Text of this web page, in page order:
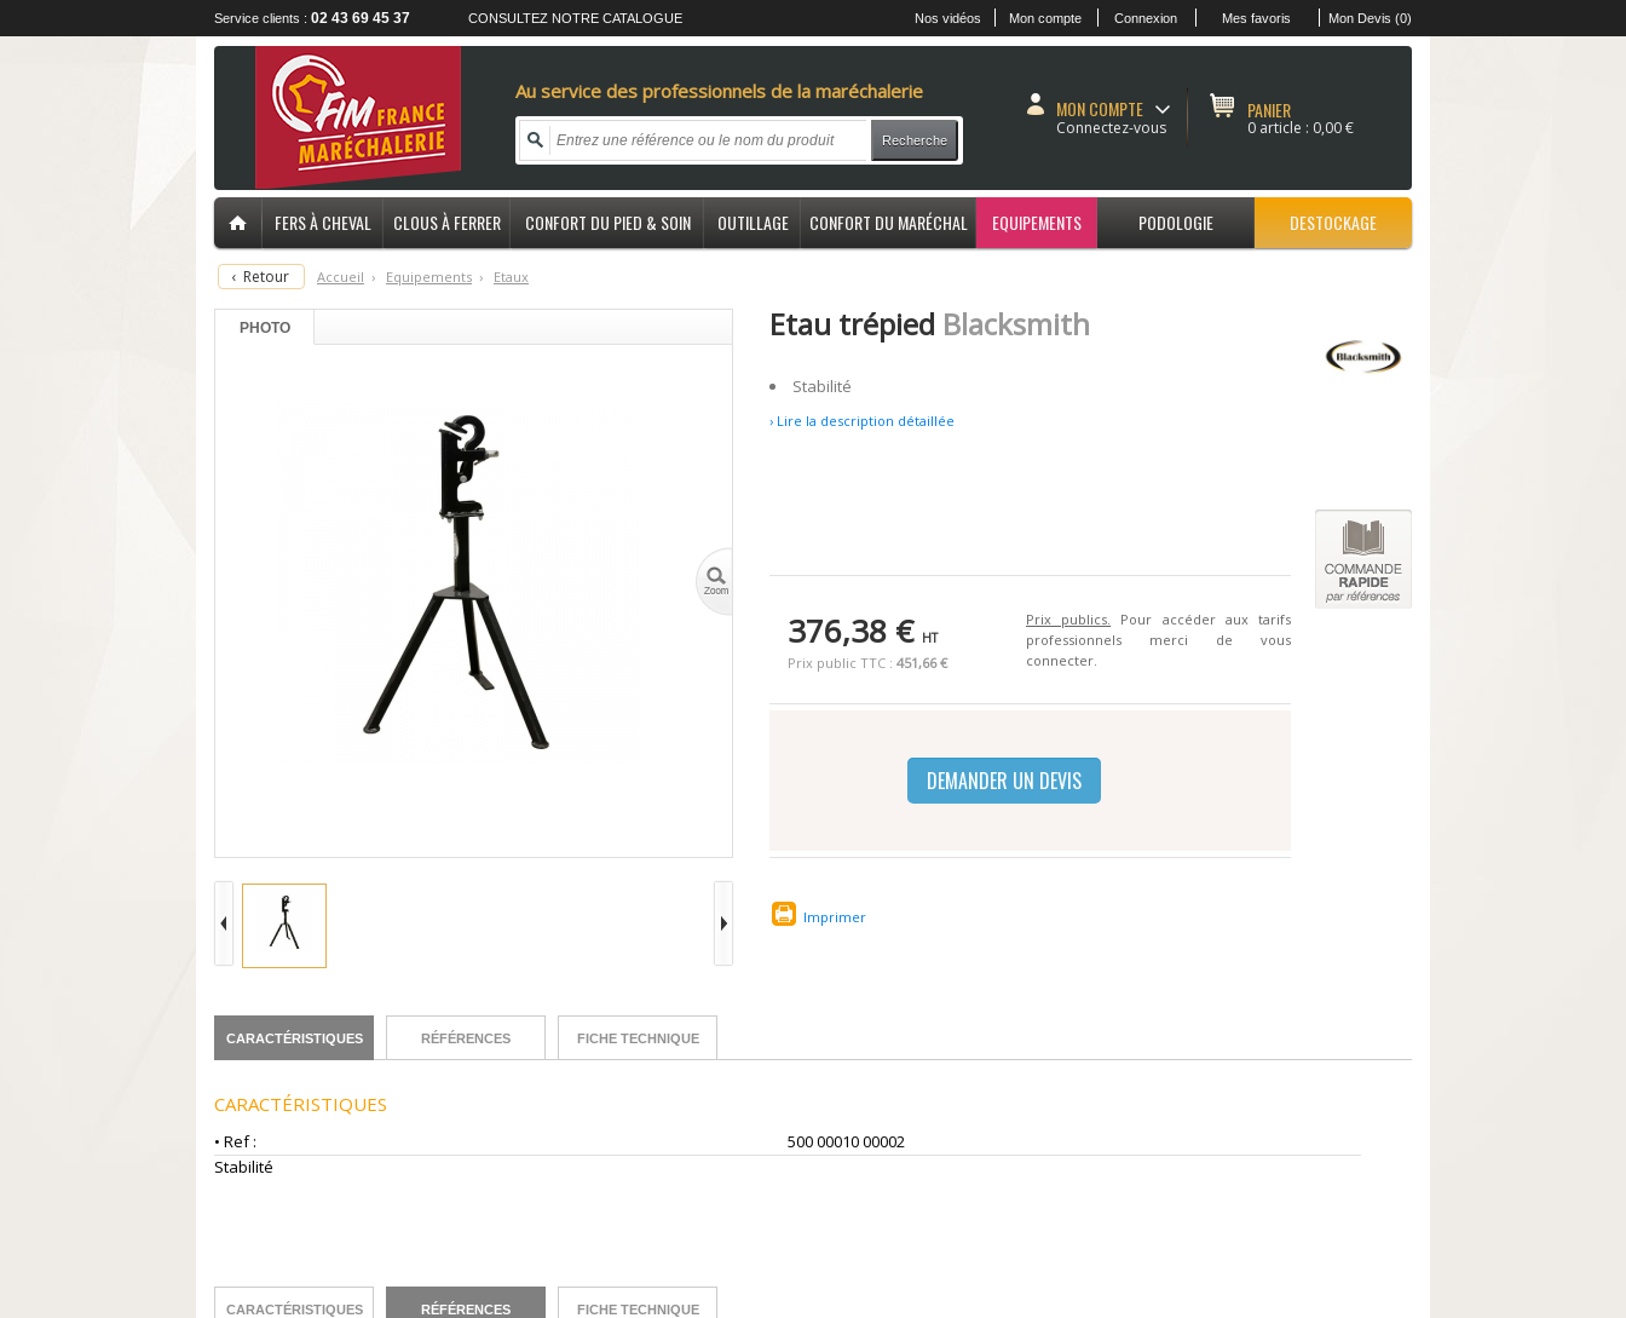
Service clients : 02 43 69 45 37 CONSULTEZ NOTRE CATALOGUE Nos vidéos Mon compte Connexion Mes favoris Mon Devis (0)
Au service des professionnels de la maréchalerie
Recherche
MON COMPTE
Connectez-vous
PANIER
0 article : 0,00 €
FERS À CHEVAL CLOUS À FERRER CONFORT DU PIED & SOIN OUTILLAGE CONFORT DU MARÉCHAL EQUIPEMENTS PODOLOGIE DESTOCKAGE
‹ Retour Accueil › Equipements › Etaux
PHOTO Etau trépied Blacksmith
Stabilité
› Lire la description détaillée
376,38 € HT
Prix public TTC : 451,66 €
Prix publics. Pour accéder aux tarifs
professionnels merci de vous
connecter.
DEMANDER UN DEVIS
Imprimer
CARACTÉRISTIQUES RÉFÉRENCES FICHE TECHNIQUE
CARACTÉRISTIQUES
• Ref :
500 00010 00002
Stabilité
CARACTÉRISTIQUES RÉFÉRENCES FICHE TECHNIQUE